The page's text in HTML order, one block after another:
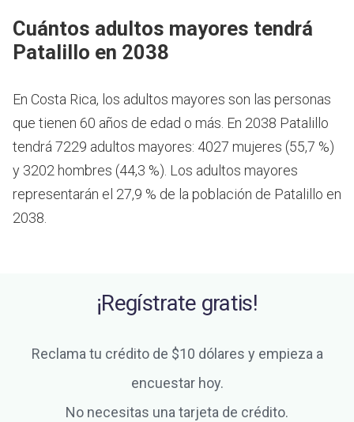
Cuántos adultos mayores tendrá
Patalillo en 2038
En Costa Rica, los adultos mayores son las personas
que tienen 60 años de edad o más. En 2038 Patalillo
tendrá 7229 adultos mayores: 4027 mujeres (55,7 %)
y 3202 hombres (44,3 %). Los adultos mayores
representarán el 27,9 % de la población de Patalillo en
2038.
¡Regístrate gratis!
Reclama tu crédito de $10 dólares y empieza a
encuestar hoy.
No necesitas una tarjeta de crédito.